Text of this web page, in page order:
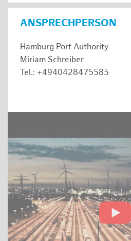
ANSPRECHPERSON
Hamburg Port Authority
Miriam Schreiber
Tel.: +4940428475585